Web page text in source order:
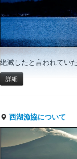
絶滅したと言われてい
詳細
西湖漁協について